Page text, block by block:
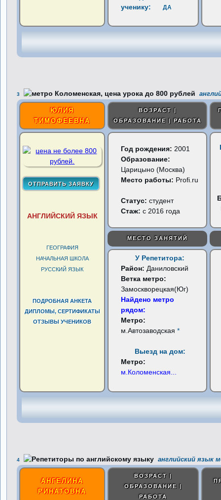
ученику:
ДА
3
ЮЛИЯ
ТИМОФЕЕВНА
ВОЗРАСТ |
ОБРАЗОВАНИЕ | РАБОТА
АНГЛИЙСКИЙ ЯЗЫК
ГЕОГРАФИЯ
НАЧАЛЬНАЯ ШКОЛА
РУССКИЙ ЯЗЫК
ПОДРОБНАЯ АНКЕТА
ДИПЛОМЫ, СЕРТИФИКАТЫ
ОТЗЫВЫ УЧЕНИКОВ
Год рождения: 2001
Образование:
Царицыно (Москва)
Место работы: Profi.ru
Статус:студент
Стаж: с 2016 года
МЕСТО ЗАНЯТИЙ
У Репетитора:
Район: Даниловский
Ветка метро:
Замоскворецкая(Юг)
Найдено метро
рядом:
Метро:
м.Автозаводская*
Выезд на дом:
Метро:
м.Коломенская
4 английский язык
АНГЕЛИНА
РИНАТОВНА
ВОЗРАСТ |
ОБРАЗОВАНИЕ |
РАБОТА